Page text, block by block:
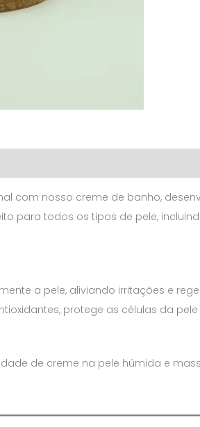
com nosso creme de banho,
para todos os tipos de pele,
a pele, aliviando irritações e
protege as células da
de creme na pele húmida e